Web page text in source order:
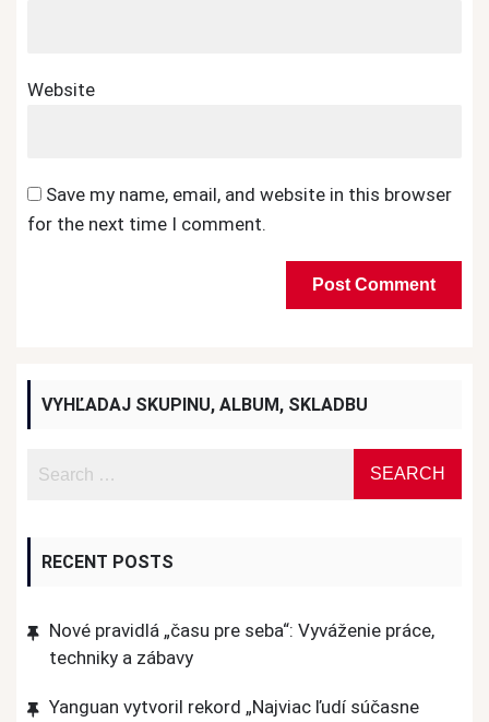
Website
Save my name, email, and website in this browser
for the next time I comment.
VYHĽADAJ SKUPINU, ALBUM, SKLADBU
RECENT POSTS
Nové pravidlá „času pre seba“: Vyváženie práce,
techniky a zábavy
Yanguan vytvoril rekord „Najviac ľudí súčasne